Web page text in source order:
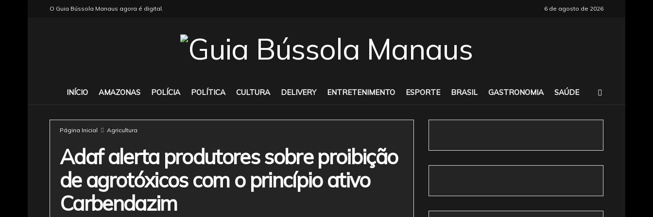
O Guia Bússola Manaus agora é digital. 6 de agosto de 2026
INÍCIO AMAZONAS POLÍCIA POLÍTICA CULTURA DELIVERY ENTRETENIMENTO ESPORTE BRASIL GASTRONOMIA SAÚDE
Página Inicial Agricultura
Adaf alerta produtores sobre proibição
de agrotóxicos com o princípio ativo
Carbendazim